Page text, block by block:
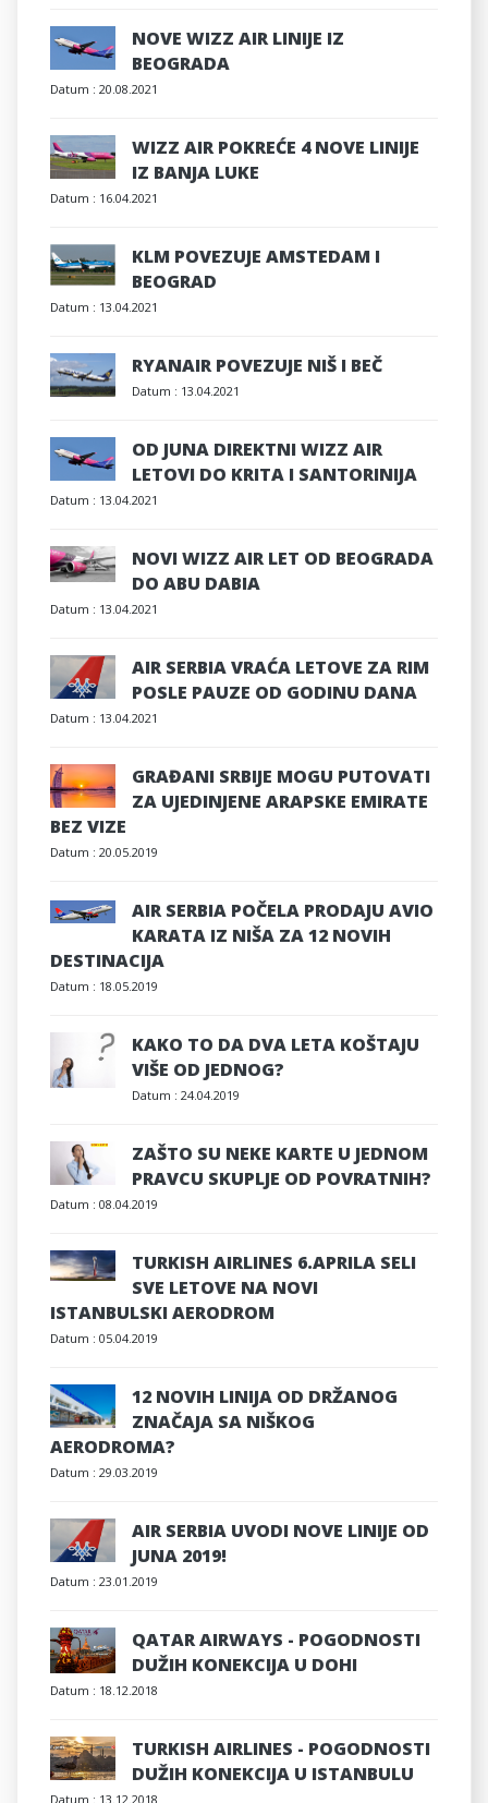
NOVE WIZZ AIR LINIJE IZ
BEOGRADA
Datum : 20.08.2021
WIZZ AIR POKREĆE 4 NOVE LINIJE
IZ BANJA LUKE
Datum : 16.04.2021
KLM POVEZUJE AMSTEDAM I
BEOGRAD
Datum : 13.04.2021
RYANAIR POVEZUJE NIŠ I BEČ
Datum : 13.04.2021
OD JUNA DIREKTNI WIZZ AIR
LETOVI DO KRITA I SANTORINIJA
Datum : 13.04.2021
NOVI WIZZ AIR LET OD BEOGRADA
DO ABU DABIA
Datum : 13.04.2021
AIR SERBIA VRAĆA LETOVE ZA RIM
POSLE PAUZE OD GODINU DANA
Datum : 13.04.2021
GRAĐANI SRBIJE MOGU PUTOVATI
ZA UJEDINJENE ARAPSKE EMIRATE
BEZ VIZE
Datum : 20.05.2019
AIR SERBIA POČELA PRODAJU AVIO
KARATA IZ NIŠA ZA 12 NOVIH
DESTINACIJA
Datum : 18.05.2019
KAKO TO DA DVA LETA KOŠTAJU
VIŠE OD JEDNOG?
Datum : 24.04.2019
ZAŠTO SU NEKE KARTE U JEDNOM
PRAVCU SKUPLJE OD POVRATNIH?
Datum : 08.04.2019
TURKISH AIRLINES 6.APRILA SELI
SVE LETOVE NA NOVI
ISTANBULSKI AERODROM
Datum : 05.04.2019
12 NOVIH LINIJA OD DRŽANOG
ZNAČAJA SA NIŠKOG
AERODROMA?
Datum : 29.03.2019
AIR SERBIA UVODI NOVE LINIJE OD
JUNA 2019!
Datum : 23.01.2019
QATAR AIRWAYS - POGODNOSTI
DUŽIH KONEKCIJA U DOHI
Datum : 18.12.2018
TURKISH AIRLINES - POGODNOSTI
DUŽIH KONEKCIJA U ISTANBULU
Datum : 13.12.2018